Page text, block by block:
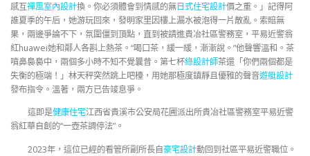
感互禪風室內設計換。你必須體會到情感的無日式住宅設計價之重。」記得阿
誰夏季的午后，她游玩回來，發明家里因樓上漏水被泡得一片散亂。索賠無
果，兩邊爭論不下，氛圍僵到頂點，直到被請進貴冶社區警務室，平易近警翁
紅huawei她和鄰人各斟上熱茶。“喝口茶，緩一緩，漸漸說。”他聲響溫和。茶
噴鼻裊裊中，兩個多小時不知不覺曩昔。第七杯綠設計師茶還「你們兩個都是
失衡的極端！」林天秤突然跳上吧檯，用她那極度鎮靜且優雅的聲音遊艇設計
發布指令。溫著，兩方已告竣息爭。
這即是健康住宅江西省貴溪市公安局花圃派出所貴冶社區警務室平易近警
翁紅華自創的“一壺茶調停法”。
2023年，這位已經的看管所副所長自豪宅設計動回到社區平易近警職位。